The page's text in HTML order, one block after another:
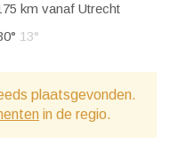
km vanaf Utrecht
13°
plaatsgevonden.
in de regio.